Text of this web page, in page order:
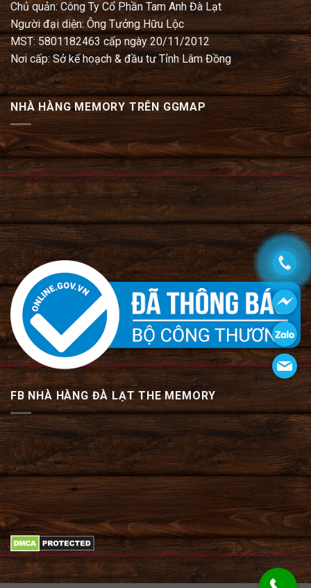
Chủ quản: Công Ty Cổ Phần Tam Anh Đà Lạt
Người đại diện: Ông Tưởng Hữu Lộc
MST: 5801182463 cấp ngày 20/11/2012
Nơi cấp: Sở kế hoạch & đầu tư Tỉnh Lâm Đồng
NHÀ HÀNG MEMORY TRÊN GGMAP
FB NHÀ HÀNG ĐÀ LẠT THE MEMORY